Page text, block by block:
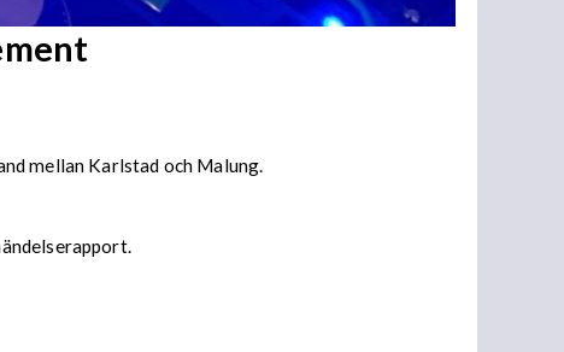
mellan Karlstad och Malung.